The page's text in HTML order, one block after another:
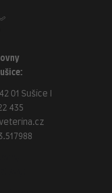
01 Sušice I
435